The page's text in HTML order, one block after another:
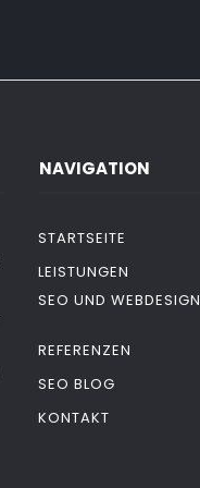
NAVIGATION
STARTSEITE
LEISTUNGEN
SEO UND WEBDESIGN
REFERENZEN
SEO BLOG
KONTAKT